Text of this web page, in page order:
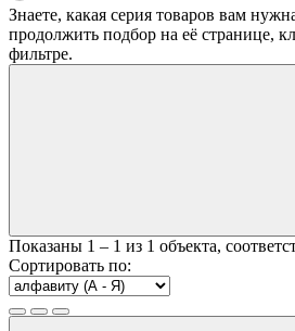
Знаете, какая серия товаров вам
продолжить подбор на её странице,
фильтре.
Показаны 1 – 1 из 1 объекта,
Сортировать по: